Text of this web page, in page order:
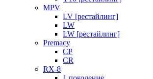
MPV
LV [рестайлинг]
LW
LW [рестайлинг]
Premacy
CP
CR
RX-8